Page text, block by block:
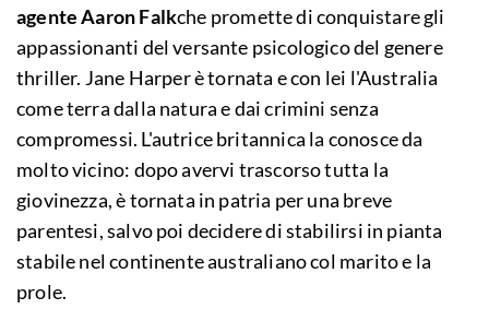
agente Aaron Falkche promette di conquistare gli
appassionanti del versante psicologico del genere
thriller. Jane Harper è tornata e con lei l'Australia
come terra dalla natura e dai crimini senza
compromessi. L'autrice britannica la conosce da
molto vicino: dopo avervi trascorso tutta la
giovinezza, è tornata in patria per una breve
parentesi, salvo poi decidere di stabilirsi in pianta
stabile nel continente australiano col marito e la
prole.